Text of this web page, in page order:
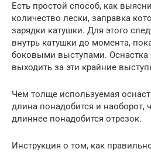
Есть простой способ, как
количество лески, заправка
зарядки катушки. Для этого
внутрь катушки до момента,
боковыми выступами.
выходить за эти крайние
Чем толще используемая
длина понадобится и наоборот,
длиннее понадобится отрезок.
Инструкция о том, как